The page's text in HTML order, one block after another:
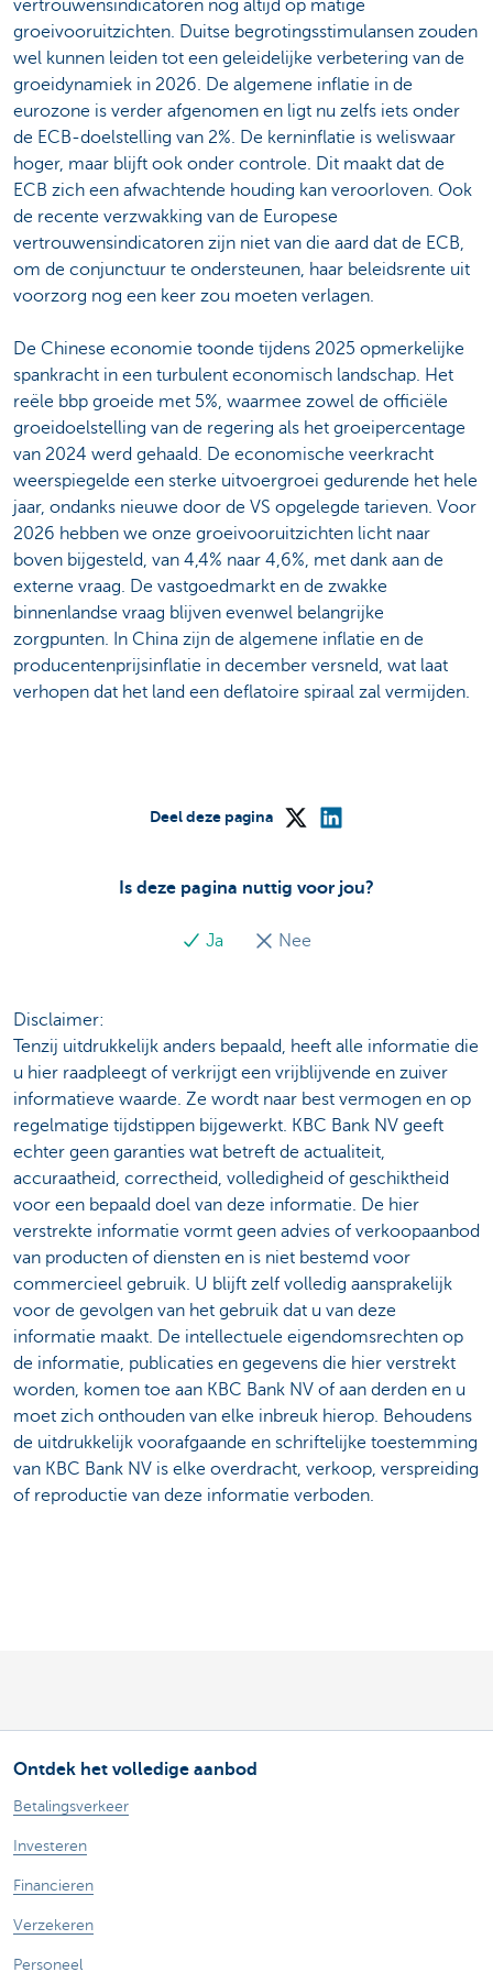
vertrouwensindicatoren nog altijd op matige
groeivooruitzichten. Duitse begrotingsstimulansen zouden
wel kunnen leiden tot een geleidelijke verbetering van de
groeidynamiek in 2026. De algemene inflatie in de
eurozone is verder afgenomen en ligt nu zelfs iets onder
de ECB-doelstelling van 2%. De kerninflatie is weliswaar
hoger, maar blijft ook onder controle. Dit maakt dat de
ECB zich een afwachtende houding kan veroorloven. Ook
de recente verzwakking van de Europese
vertrouwensindicatoren zijn niet van die aard dat de ECB,
om de conjunctuur te ondersteunen, haar beleidsrente uit
voorzorg nog een keer zou moeten verlagen.
De Chinese economie toonde tijdens 2025 opmerkelijke
spankracht in een turbulent economisch landschap. Het
reële bbp groeide met 5%, waarmee zowel de officiële
groeidoelstelling van de regering als het groeipercentage
van 2024 werd gehaald. De economische veerkracht
weerspiegelde een sterke uitvoergroei gedurende het hele
jaar, ondanks nieuwe door de VS opgelegde tarieven. Voor
2026 hebben we onze groeivooruitzichten licht naar
boven bijgesteld, van 4,4% naar 4,6%, met dank aan de
externe vraag. De vastgoedmarkt en de zwakke
binnenlandse vraag blijven evenwel belangrijke
zorgpunten. In China zijn de algemene inflatie en de
producentenprijsinflatie in december versneld, wat laat
verhopen dat het land een deflatoire spiraal zal vermijden.
Is deze pagina nuttig voor jou?
Ja Nee
Deel deze pagina
Disclaimer:
Tenzij uitdrukkelijk anders bepaald, heeft alle informatie die
u hier raadpleegt of verkrijgt een vrijblijvende en zuiver
informatieve waarde. Ze wordt naar best vermogen en op
regelmatige tijdstippen bijgewerkt. KBC Bank NV geeft
echter geen garanties wat betreft de actualiteit,
accuraatheid, correctheid, volledigheid of geschiktheid
voor een bepaald doel van deze informatie. De hier
verstrekte informatie vormt geen advies of verkoopaanbod
van producten of diensten en is niet bestemd voor
commercieel gebruik. U blijft zelf volledig aansprakelijk
voor de gevolgen van het gebruik dat u van deze
informatie maakt. De intellectuele eigendomsrechten op
de informatie, publicaties en gegevens die hier verstrekt
worden, komen toe aan KBC Bank NV of aan derden en u
moet zich onthouden van elke inbreuk hierop. Behoudens
de uitdrukkelijk voorafgaande en schriftelijke toestemming
van KBC Bank NV is elke overdracht, verkoop, verspreiding
of reproductie van deze informatie verboden.
Ontdek het volledige aanbod
Betalingsverkeer
Investeren
Financieren
Verzekeren
Personeel